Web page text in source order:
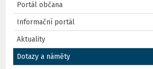
Portál občana
Informační portál
Aktuality
Dotazy a náměty